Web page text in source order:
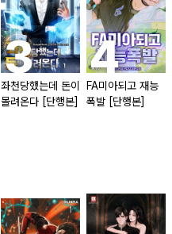
좌천당했는데 돈이
몰려온다 [단행본]
FA미아되고 재능
폭발 [단행본]